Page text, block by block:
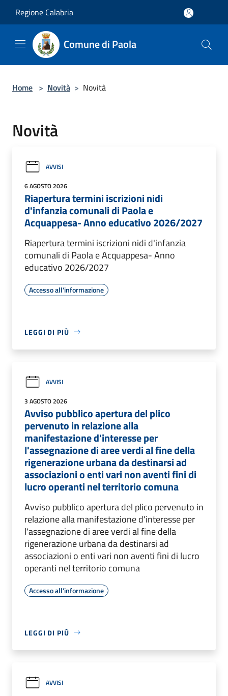
Regione Calabria
Comune di Paola
Home > Novità > Novità
Novità
AVVISI
6 AGOSTO 2026
Riapertura termini iscrizioni nidi
d'infanzia comunali di Paola e
Acquappesa- Anno educativo 2026/2027
Riapertura termini iscrizioni nidi d'infanzia
comunali di Paola e Acquappesa- Anno
educativo 2026/2027
Accesso all'informazione
LEGGI DI PIÙ
AVVISI
3 AGOSTO 2026
Avviso pubblico apertura del plico
pervenuto in relazione alla
manifestazione d'interesse per
l'assegnazione di aree verdi al fine della
rigenerazione urbana da destinarsi ad
associazioni o enti vari non aventi fini di
lucro operanti nel territorio comuna
Avviso pubblico apertura del plico pervenuto in
relazione alla manifestazione d'interesse per
l'assegnazione di aree verdi al fine della
rigenerazione urbana da destinarsi ad
associazioni o enti vari non aventi fini di lucro
operanti nel territorio comuna
Accesso all'informazione
LEGGI DI PIÙ
AVVISI